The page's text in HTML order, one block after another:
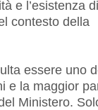
e l’esistenza
contesto della
essere uno
e la maggior
Ministero.